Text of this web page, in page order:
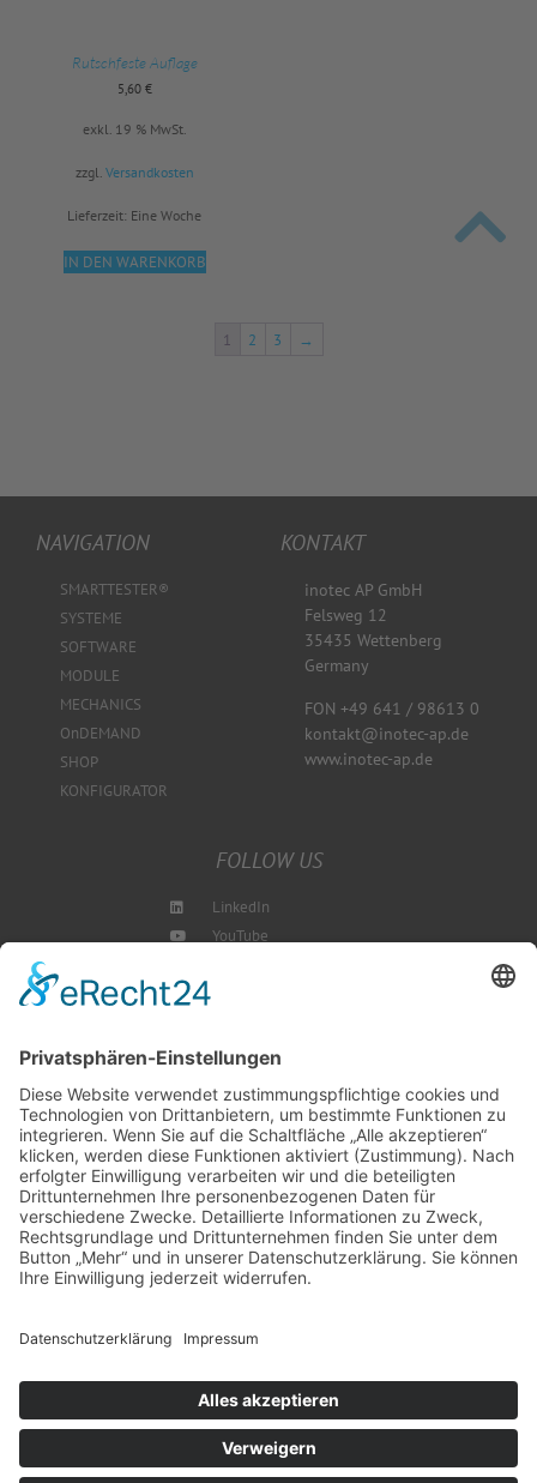
Rutschfeste Auflage
5,60 €
exkl. 19 % MwSt.
zzgl. Versandkosten
Lieferzeit: Eine Woche
IN DEN WARENKORB
1 2 3 →
NAVIGATION
SMARTTESTER®
SYSTEME
SOFTWARE
MODULE
MECHANICS
OnDEMAND
SHOP
KONFIGURATOR
KONTAKT
inotec AP GmbH
Felsweg 12
35435 Wettenberg
Germany
FON +49 641 / 98613 0
kontakt@inotec-ap.de
www.inotec-ap.de
FOLLOW US
LinkedIn
YouTube
SCHREIBEN SIE UNS
SHOP BESUCHEN
IMPRESSUM|DATENSCHUTZ|SITEMAP